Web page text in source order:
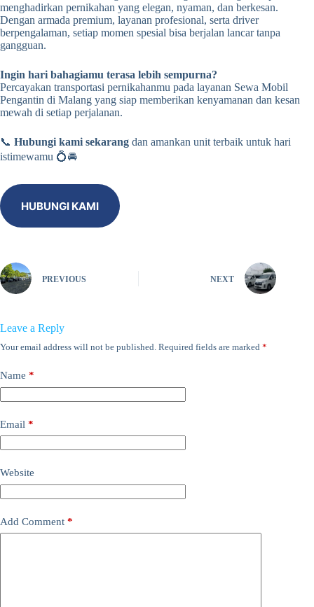
menghadirkan pernikahan yang elegan, nyaman, dan berkesan.
Dengan armada premium, layanan profesional, serta driver
berpengalaman, setiap momen spesial bisa berjalan lancar tanpa
gangguan.
Ingin hari bahagiamu terasa lebih sempurna?
Percayakan transportasi pernikahanmu pada layanan Sewa Mobil
Pengantin di Malang yang siap memberikan kenyamanan dan kesan
mewah di setiap perjalanan.
📞 Hubungi kami sekarang dan amankan unit terbaik untuk hari
istimewamu 💍🚘
HUBUNGI KAMI
PREVIOUS NEXT
Leave a Reply
Your email address will not be published. Required fields are marked *
Name *
Email *
Website
Add Comment *